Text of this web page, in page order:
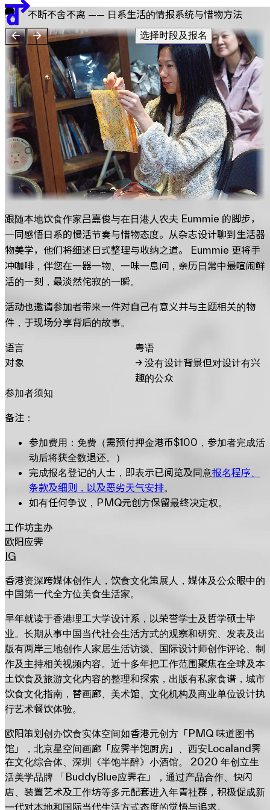
團隊
贊助單位
EN 繁 简
展览地图
不断不舍不离 —— 日系生活的情报系统与惜物方法
跟随本地饮食作家吕嘉俊与在日港人农夫 Eummie 的脚步，
一同感悟日系的慢活节奏与惜物态度。从杂志设计聊到生活器
物美学，他们将细述日式整理与收纳之道。 Eummie 更将手
冲咖啡，伴您在一器一物、一味一息间，亲历日常中最喧闹鲜
活的一刻，最淡然侘寂的一瞬。
活动也邀请参加者带来一件对自己有意义并与主题相关的物
件，于现场分享背后的故事。
语言
粤语
对象
→ 没有设计背景但对设计有兴
趣的公众
参加者须知
备注：
参加费用：免费（需预付押金港币$100，参加者完成活
动后将获全数退还。）
完成报名登记的人士，即表示已阅览及同意报名程序、
条款及细则，以及恶劣天气安排。
如有任何争议，PMQ元创方保留最终决定权。
工作坊主办
欧阳应霁
IG
香港资深跨媒体创作人，饮食文化策展人，媒体及公众眼中的
中国第一代全方位美食生活家。
早年就读于香港理工大学设计系，以荣誉学士及哲学硕士毕
业。长期从事中国当代社会生活方式的观察和研究、发表及出
版有两岸三地创作人家居生活访谈、国际设计师创作评论、制
作及主持相关视频内容。近十多年把工作范围聚焦在全球及本
土饮食及旅游文化内容的整理和探索，出版有私家食谱，城市
饮食文化指南，替画廊、美术馆、文化机构及商业单位设计执
行艺术餐饮体验。
欧阳策划创办饮食实体空间如香港元创方「PMQ 味道图书
馆」，北京星空间画廊「应霁半饱厨房」、西安Localand霁
在文化综合体、深圳《半饱半醉》小酒馆。 2020 年创立生
活美学品牌 「BuddyBlue应霁在」，通过产品合作、快闪
店、装置艺术及工作坊等多元配套进入年青社群，积极促成新
一代对本地和国际当代生活方式态度的觉悟与追求。
选择时段及报名